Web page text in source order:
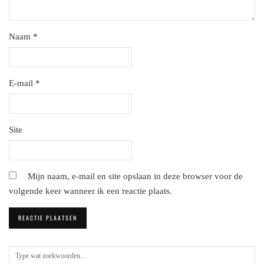
Naam *
E-mail *
Site
Mijn naam, e-mail en site opslaan in deze browser voor de
volgende keer wanneer ik een reactie plaats.